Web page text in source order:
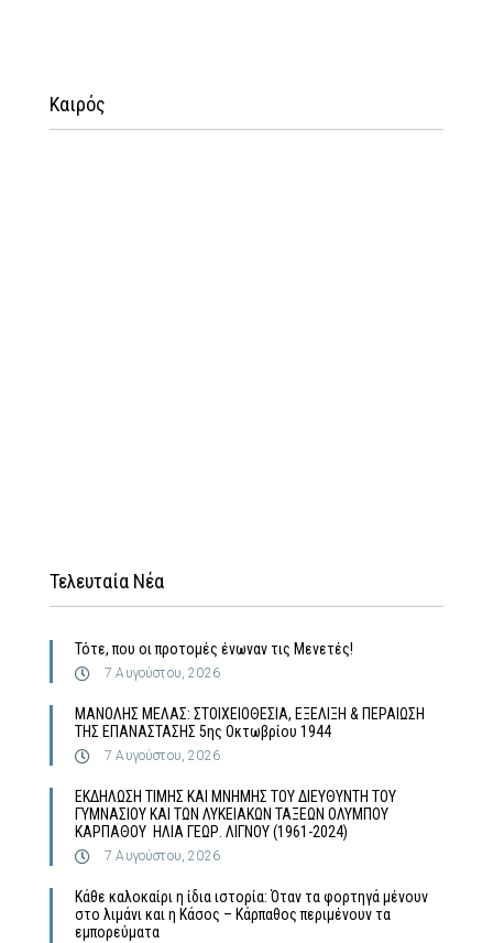
Καιρός
Τελευταία Νέα
Τότε, που οι προτομές ένωναν τις Μενετές!
7 Αυγούστου, 2026
MΑΝΟΛΗΣ ΜΕΛΑΣ: ΣΤΟΙΧΕΙΟΘΕΣΙΑ, ΕΞΕΛΙΞΗ & ΠΕΡΑΙΩΣΗ
ΤΗΣ ΕΠΑΝΑΣΤΑΣΗΣ 5ης Οκτωβρίου 1944
7 Αυγούστου, 2026
ΕΚΔΗΛΩΣΗ ΤΙΜΗΣ ΚΑΙ ΜΝΗΜΗΣ ΤΟΥ ΔΙΕΥΘΥΝΤΗ ΤΟΥ
ΓΥΜΝΑΣΙΟΥ ΚΑΙ ΤΩΝ ΛΥΚΕΙΑΚΩΝ ΤΑΞΕΩΝ ΟΛΥΜΠΟΥ
ΚΑΡΠΑΘΟΥ ΗΛΙΑ ΓΕΩΡ. ΛΙΓΝΟΥ (1961-2024)
7 Αυγούστου, 2026
Κάθε καλοκαίρι η ίδια ιστορία: Όταν τα φορτηγά μένουν
στο λιμάνι και η Κάσος – Κάρπαθος περιμένουν τα
εμπορεύματα